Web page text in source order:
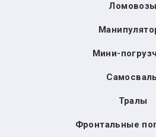
Ломовозы
Мини-
Тралы
Фронтальные